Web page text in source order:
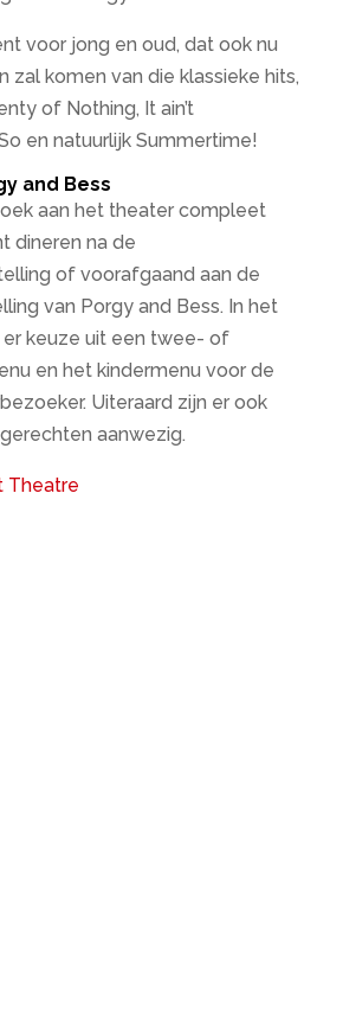
voor jong en oud, dat ook nu
zal komen van die klassieke hits,
of Nothing, It ain’t
en natuurlijk Summertime!
and Bess
aan het theater compleet
dineren na de
of voorafgaand aan de
van Porgy and Bess. In het
er keuze uit een twee- of
en het kindermenu voor de
Uiteraard zijn er ook
aanwezig.
Theatre